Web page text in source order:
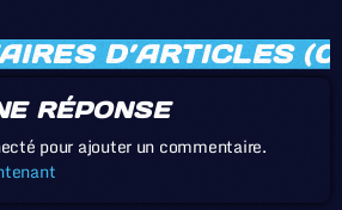
D’ARTICLES
RÉPONSE
pour ajouter un commentaire.